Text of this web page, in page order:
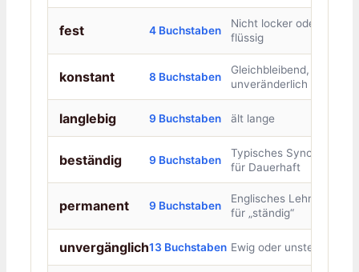
fest 4 Buchstaben
Nicht locker oder
flüssig
konstant 8 Buchstaben
Gleichbleibend,
unveränderlich
langlebig 9 Buchstaben ält lange
beständig 9 Buchstaben
Typisches Synonym
für Dauerhaft
permanent 9 Buchstaben
Englisches Lehnwort
für „ständig“
unvergänglich13 Buchstaben Ewig oder unsterblich